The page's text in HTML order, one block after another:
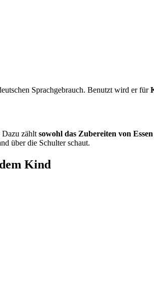
Sprachgebrauch. Benutzt wird er für
Dazu zählt sowohl das Zubereiten von
über die Schulter schaut.
Kind